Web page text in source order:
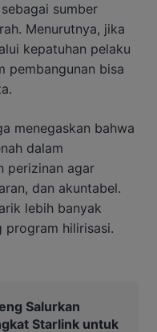
sumber
Menurutnya, jika
kepatuhan pelaku
pembangunan bisa
menegaskan bahwa
dalam
perizinan agar
dan akuntabel.
lebih banyak
program hilirisasi.
Salurkan
Starlink untuk